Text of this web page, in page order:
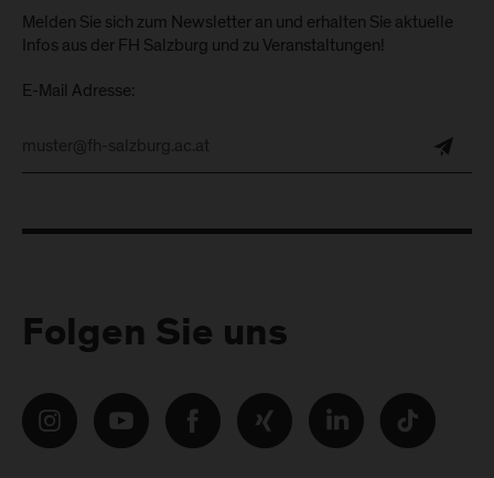
Melden Sie sich zum Newsletter an und erhalten Sie aktuelle
Infos aus der FH Salzburg und zu Veranstaltungen!
E-Mail Adresse:
Folgen Sie uns